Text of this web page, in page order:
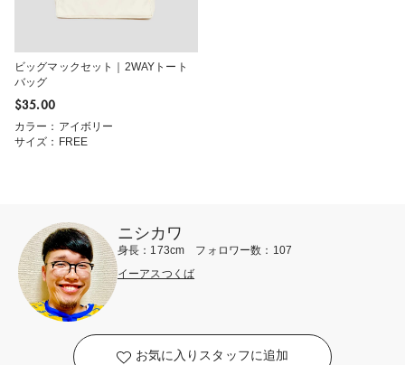
ビッグマックセット｜2WAYトート
バッグ
$‌35.00
カラー：アイボリー
サイズ：FREE
ニシカワ
身長：173cm フォロワー数：107
イーアスつくば
お気に入りスタッフに追加